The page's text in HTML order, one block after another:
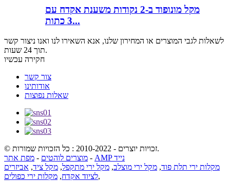
מקל מונופוד ב-2 נקודות משענת אקדח עם
3 כתות...
לשאלות לגבי המוצרים או המחירון שלנו, אנא השאירו לנו ואנו ניצור קשר
תוך 24 שעות.
חקירה עכשיו
צור קשר
אודותינו
שאלות נפוצות
© זכויות יוצרים - 2010-2022 : כל הזכויות שמורות.
מוצרים לוהטים - מפת אתר -
AMP נייד
מקלות ירי תלת פוד, מקל ירי מוצלב, מקל ירי מתקפל, מקל ציד, אביזרים
לציוד אקדח, מקלות ירי כפולים ,